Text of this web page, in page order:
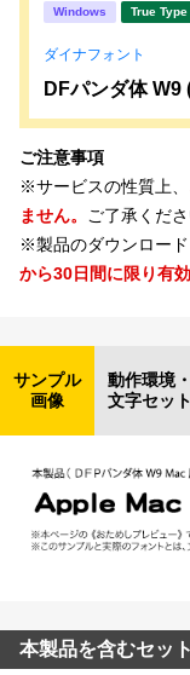
Windows True
ダイナフォント
DFパンダ体 W9
ご注意事項
※サービスの性質上、
ません。 ご了承くださ
※製品のダウンロード
から30日間に限り有効
サンプル
画像
動作環境・
文字セット
本製品を含むセッ